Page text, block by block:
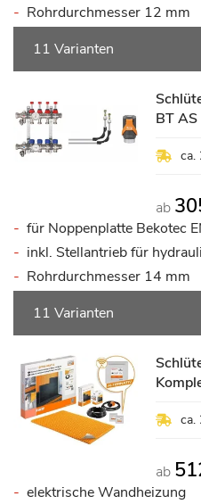
Rohrdurchmesser 12 mm
11 Varianten
BT
ca.
ab
für Noppenplatte Bekotec
inkl. Stellantrieb für
Rohrdurchmesser 14 mm
11 Varianten
ca.
ab
elektrische Wandheizung